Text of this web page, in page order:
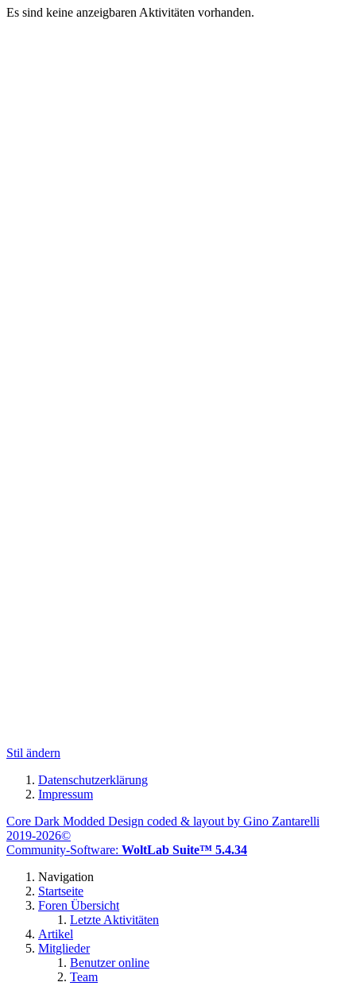
Es sind keine anzeigbaren Aktivitäten vorhanden.
Stil ändern
Datenschutzerklärung
Impressum
Core Dark Modded Design coded & layout by Gino Zantarelli
2019-2026©
Community-Software: WoltLab Suite™ 5.4.34
Navigation
Startseite
Foren Übersicht
Letzte Aktivitäten
Artikel
Mitglieder
Benutzer online
Team